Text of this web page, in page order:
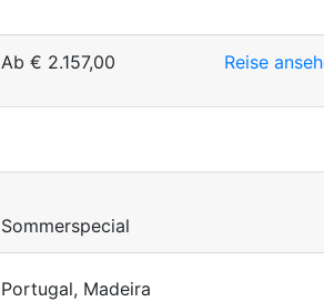
Ab € 2.157,00 Reise
Sommerspecial
Portugal, Madeira